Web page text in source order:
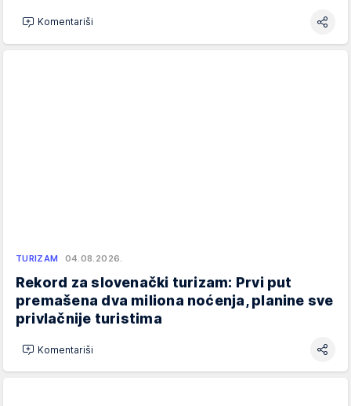
Komentariši
TURIZAM 04.08.2026.
Rekord za slovenački turizam: Prvi put
premašena dva miliona noćenja, planine sve
privlačnije turistima
Komentariši